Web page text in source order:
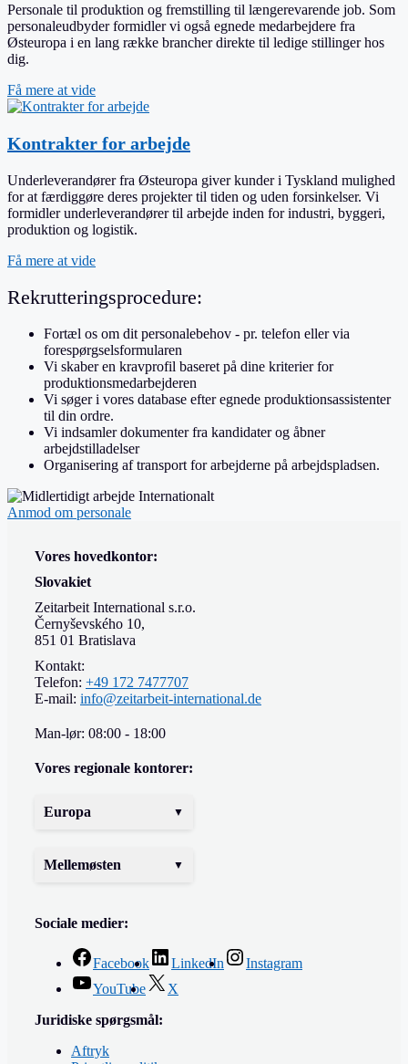
Personale til produktion og fremstilling til længerevarende job. Som
personaleudbyder formidler vi også egnede medarbejdere fra
Østeuropa i en lang række brancher direkte til ledige stillinger hos
dig.
Få mere at vide
Kontrakter for arbejde
Underleverandører fra Østeuropa giver kunder i Tyskland mulighed
for at færdiggøre deres projekter til tiden og uden forsinkelser. Vi
formidler underleverandører til arbejde inden for industri, byggeri,
produktion og logistik.
Få mere at vide
Rekrutteringsprocedure:
Fortæl os om dit personalebehov - pr. telefon eller via
forespørgselsformularen
Vi skaber en kravprofil baseret på dine kriterier for
produktionsmedarbejderen
Vi søger i vores database efter egnede produktionsassistenter
til din ordre.
Vi indsamler dokumenter fra kandidater og åbner
arbejdstilladelser
Organisering af transport for arbejderne på arbejdspladsen.
Anmod om personale
Vores hovedkontor:
Slovakiet
Zeitarbeit International s.r.o.
Černyševského 10,
851 01 Bratislava
Kontakt:
Telefon: +49 172 7477707
E-mail: info@zeitarbeit-international.de
Man-lør: 08:00 - 18:00
Vores regionale kontorer:
Europa
Mellemøsten
Sociale medier:
Facebook LinkedIn
Instagram
YouTube
X
Juridiske spørgsmål:
Aftryk